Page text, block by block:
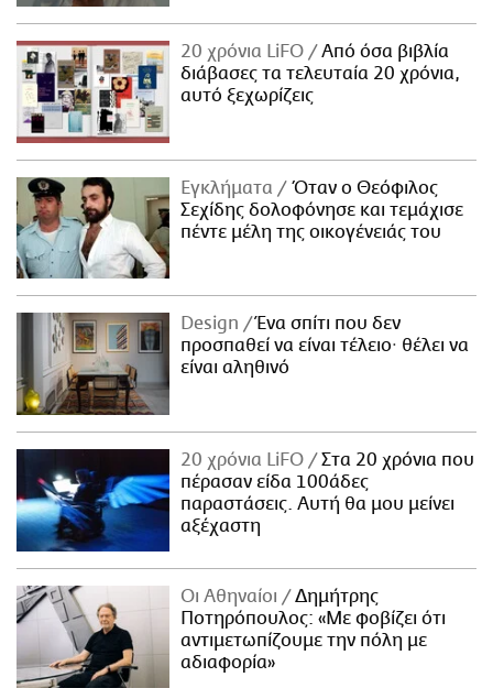
20 χρόνια LiFO
Από όσα βιβλία
διάβασες τα τελευταία 20 χρόνια,
αυτό ξεχωρίζεις
Εγκλήματα
Όταν ο Θεόφιλος
Σεχίδης δολοφόνησε και τεμάχισε
πέντε μέλη της οικογένειάς του
Design
Ένα σπίτι που δεν
προσπαθεί να είναι τέλειο· θέλει να
είναι αληθινό
20 χρόνια LiFO
Στα 20 χρόνια που
πέρασαν είδα 100άδες
παραστάσεις. Αυτή θα μου μείνει
αξέχαστη
Οι Αθηναίοι
Δημήτρης
Ποτηρόπουλος: «Με φοβίζει ότι
αντιμετωπίζουμε την πόλη με
αδιαφορία»